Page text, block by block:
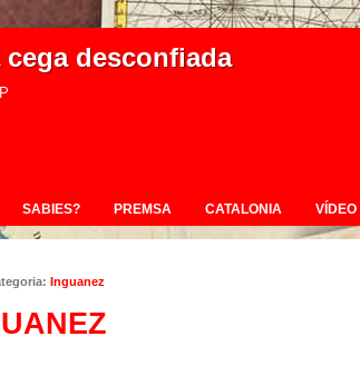
cega desconfiada
SABIES? PREMSA CATALONIA VÍDEO
Inguanez